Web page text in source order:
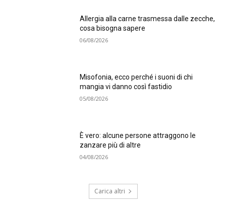
Allergia alla carne trasmessa dalle zecche,
cosa bisogna sapere
06/08/2026
Misofonia, ecco perché i suoni di chi
mangia vi danno così fastidio
05/08/2026
È vero: alcune persone attraggono le
zanzare più di altre
04/08/2026
Carica altri